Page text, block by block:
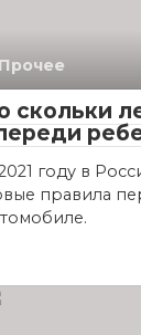
Прочее
скольки
году в
правила